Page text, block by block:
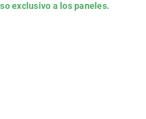
exclusivo a los paneles.